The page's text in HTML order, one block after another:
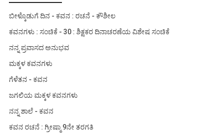
ಬೀಳ್ಕೊಡುಗೆ ದಿನ - ಕವನ : ರಚನೆ - ಕೌಶೀಲ
ಕವನಗಳು : ಸಂಚಿಕೆ - 30 : ಶಿಕ್ಷಕರ ದಿನಾಚರಣೆಯ ವಿಶೇಷ ಸಂಚಿಕೆ
ನನ್ನ ಪ್ರವಾಸದ ಅನುಭವ
ಮಕ್ಕಳ ಕವನಗಳು
ಗೆಳೆತನ - ಕವನ
ಜಗಲಿಯ ಮಕ್ಕಳ ಕವನಗಳು
ನನ್ನ ಶಾಲೆ - ಕವನ
ಕವನ ರಚನೆ : ಗ್ರೀಷ್ಮಾ 9ನೇ ತರಗತಿ